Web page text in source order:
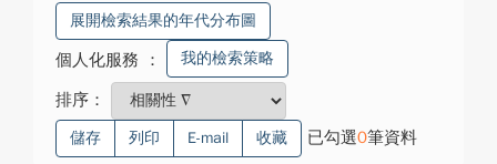
展開檢索結果的年代分布圖
個人化服務 ： 我的檢索策略
排序：
儲存 列印 E-mail 收藏 已勾選0筆資料